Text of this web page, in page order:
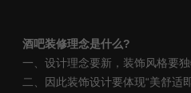
酒吧装修理念是什么?
一、设计理念要新，装饰风格要独
二、因此装饰设计要体现“美舒适即